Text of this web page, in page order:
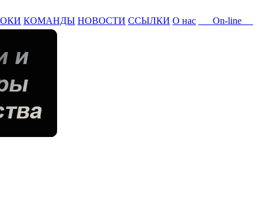
КОМАНДЫ НОВОСТИ ССЫЛКИ О нас On-line